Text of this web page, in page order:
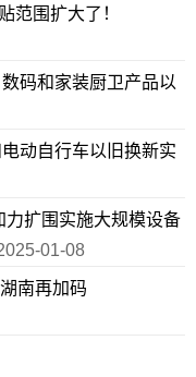
范围扩大了！
码和家装厨卫产品以
动自行车以旧换新实
力扩围实施大规模设备
01-08
南再加码